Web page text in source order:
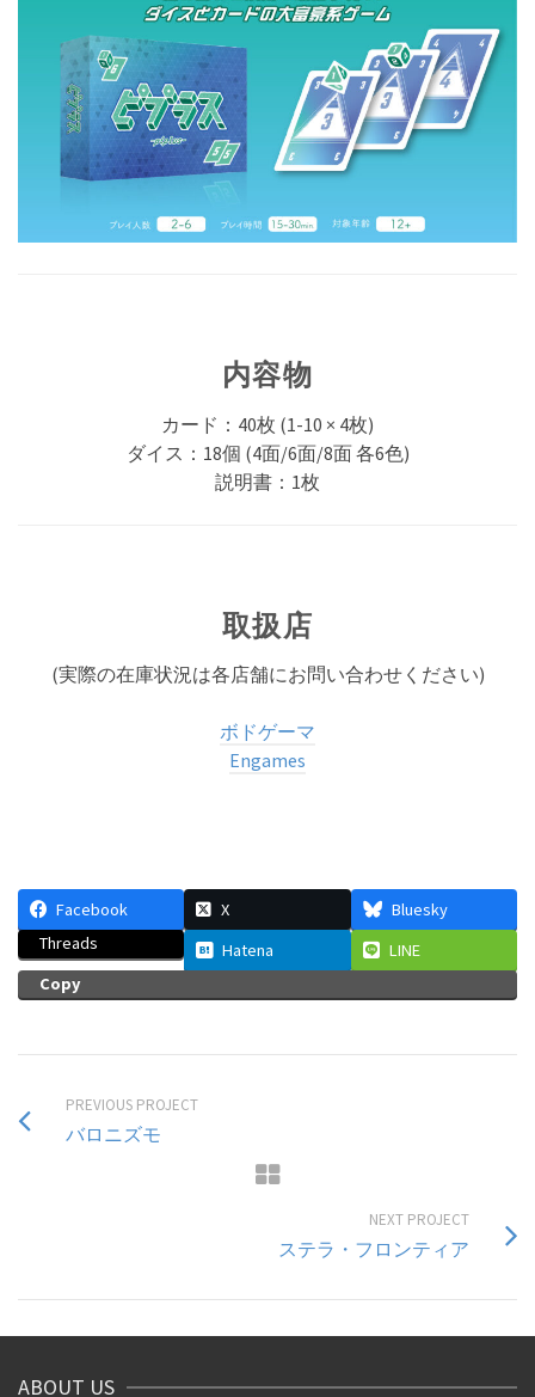
内容物
カード：40枚 (1-10 × 4枚)
ダイス：18個 (4面/6面/8面 各6色)
説明書：1枚
取扱店
(実際の在庫状況は各店舗にお問い合わせください)
ボドゲーマ
Engames
Facebook X
Bluesky
Threads
Hatena
LINE
Copy
PREVIOUS PROJECT
バロニズモ
NEXT PROJECT
ステラ・フロンティア
ABOUT US